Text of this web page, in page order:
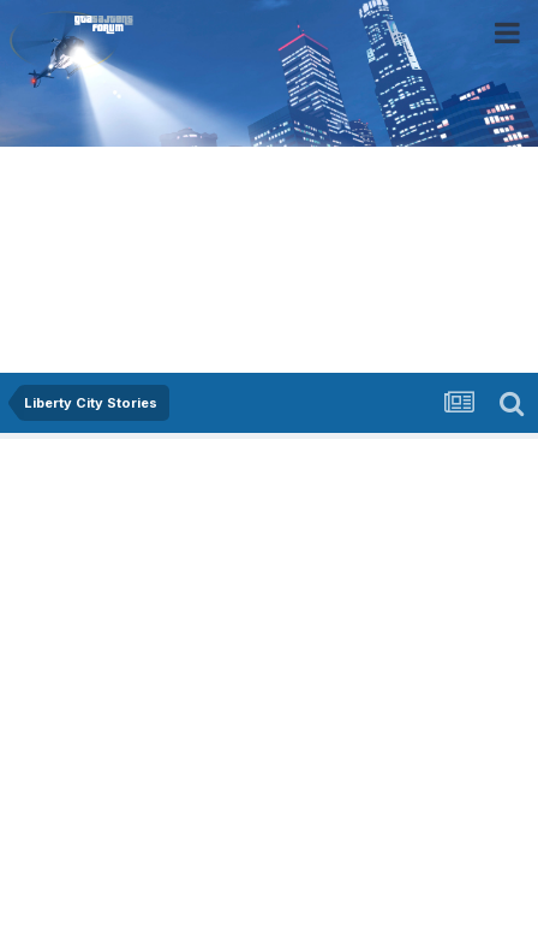
Liberty City Stories